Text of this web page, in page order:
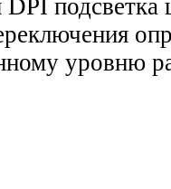
подсветка
уровню